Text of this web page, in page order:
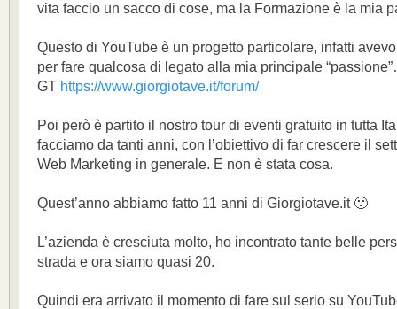
vita faccio un sacco di cose, ma la Formazione è la mia
Questo di YouTube è un progetto particolare, infatti
per fare qualcosa di legato alla mia principale
GT https://www.giorgiotave.it/forum/
Poi però è partito il nostro tour di eventi gratuito in tutta
facciamo da tanti anni, con l’obiettivo di far crescere il
Web Marketing in generale. E non è stata cosa.
Quest’anno abbiamo fatto 11 anni di Giorgiotave.it 🙂
L’azienda è cresciuta molto, ho incontrato tante belle
strada e ora siamo quasi 20.
Quindi era arrivato il momento di fare sul serio su